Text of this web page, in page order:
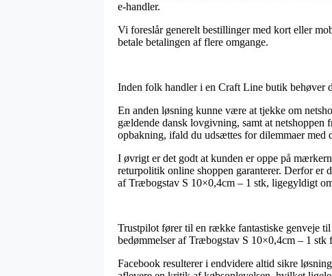
e-handler.
Vi foreslår generelt bestillinger med kort eller
betale betalingen af flere omgange.
Inden folk handler i en Craft Line butik behøver
En anden løsning kunne være at tjekke om
gældende dansk lovgivning, samt at netshoppen
opbakning, ifald du udsættes for dilemmaer med
I øvrigt er det godt at kunden er oppe på
returpolitik online shoppen garanterer. Derfor er
af Træbogstav S 10×0,4cm – 1 stk, ligegyldigt
Trustpilot fører til en række fantastiske genveje
bedømmelser af Træbogstav S 10×0,4cm – 1 stk
Facebook resulterer i endvidere altid sikre